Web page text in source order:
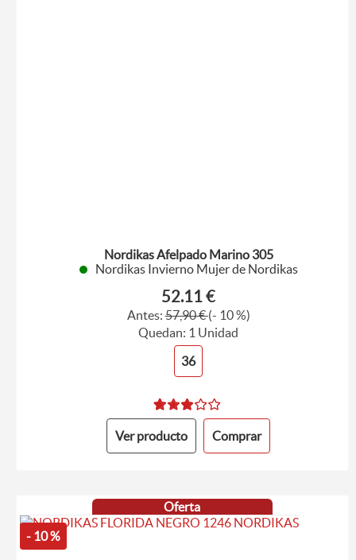
Nordikas Afelpado Marino 305
Nordikas Invierno Mujer de Nordikas
52.11 €
Antes:57,90 €(- 10 %)
Quedan: 1 Unidad
36
Ver producto Comprar
Oferta
- 10 %